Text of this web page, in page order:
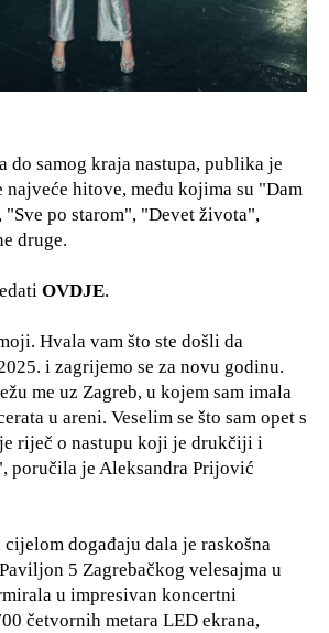
do samog kraja nastupa, publika je
najveće hitove, među kojima su "Dam
"Sve po starom", "Devet života",
druge.
OVDJE.
Hvala vam što ste došli da
i zagrijemo se za novu godinu.
me uz Zagreb, u kojem sam imala
u areni. Veselim se što sam opet s
riječ o nastupu koji je drukčiji i
poručila je Aleksandra Prijović
događaju dala je raskošna
5 Zagrebačkog velesajma u
u impresivan koncertni
četvornih metara LED ekrana,